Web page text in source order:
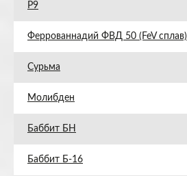
Р9
Феррованнадий ФВД 50 (FeV сплав)
Сурьма
Молибден
Баббит БН
Баббит Б-16